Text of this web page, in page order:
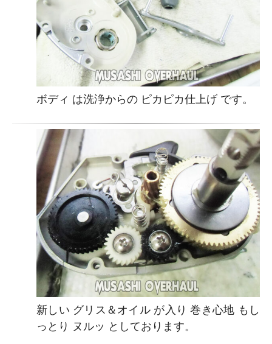
ボディ は洗浄からの ピカピカ仕上げ です。
新しい グリス＆オイル が入り 巻き心地 もし
っとり ヌルッ としております。